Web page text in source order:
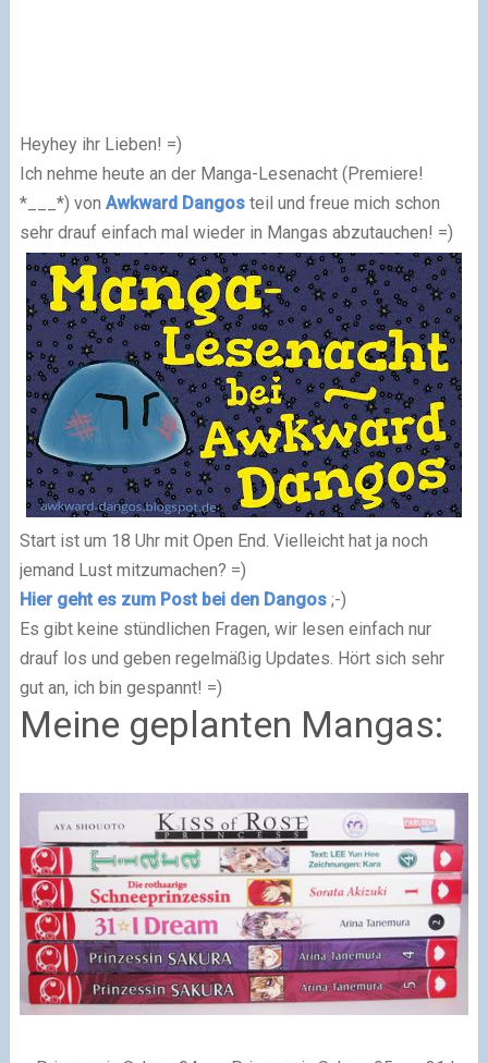
Heyhey ihr Lieben! =)
Ich nehme heute an der Manga-Lesenacht (Premiere!
*___*) von Awkward Dangosteil und freue mich schon
sehr drauf einfach mal wieder in Mangas abzutauchen! =)
Start ist um 18 Uhr mit Open End. Vielleicht hat ja noch
jemand Lust mitzumachen? =)
Hier geht es zum Post bei den Dangos;-)
Es gibt keine stündlichen Fragen, wir lesen einfach nur
drauf los und geben regelmäßig Updates. Hört sich sehr
gut an, ich bin gespannt! =)
Meine geplanten Mangas: